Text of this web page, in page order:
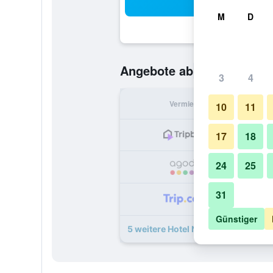
Angebote ab17 € Günstigste
Vermieter
5 weitere Hotel Noir Angebote
M D
3 4
10 11
17 18
24 25
31
Günstiger